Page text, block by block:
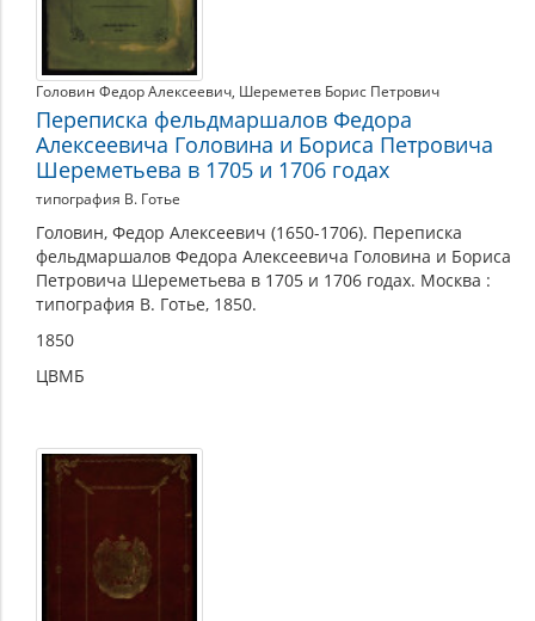
Головин Федор Алексеевич, Шереметев Борис Петрович
Переписка фельдмаршалов Федора
Алексеевича Головина и Бориса Петровича
Шереметьева в 1705 и 1706 годах
типография В. Готье
Головин, Федор Алексеевич (1650-1706). Переписка
фельдмаршалов Федора Алексеевича Головина и Бориса
Петровича Шереметьева в 1705 и 1706 годах. Москва :
типография В. Готье, 1850.
1850
ЦВМБ